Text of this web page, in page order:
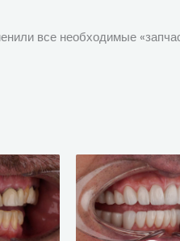
все необходимые